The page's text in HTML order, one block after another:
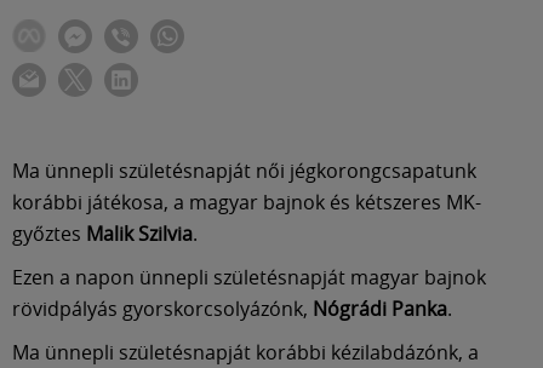
Ma ünnepli születésnapját női jégkorongcsapatunk
korábbi játékosa, a magyar bajnok és kétszeres MK-
győztes Malik Szilvia.
Ezen a napon ünnepli születésnapját magyar bajnok
rövidpályás gyorskorcsolyázónk, Nógrádi Panka.
Ma ünnepli születésnapját korábbi kézilabdázónk, a
Meccscenter
Klub
Szolgáltatások